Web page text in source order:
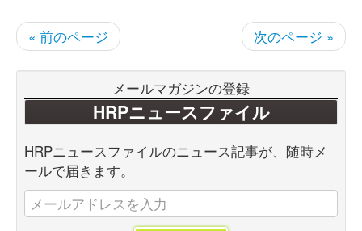
« 前のページ 次のページ »
メールマガジンの登録
HRPニュースファイル
HRPニュースファイルのニュース記事が、随時メ
ールで届きます。